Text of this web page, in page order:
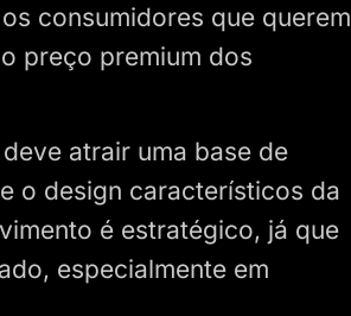
consumidores que querem
preço premium dos
atrair uma base de
o design característicos da
é estratégico, já que
especialmente em